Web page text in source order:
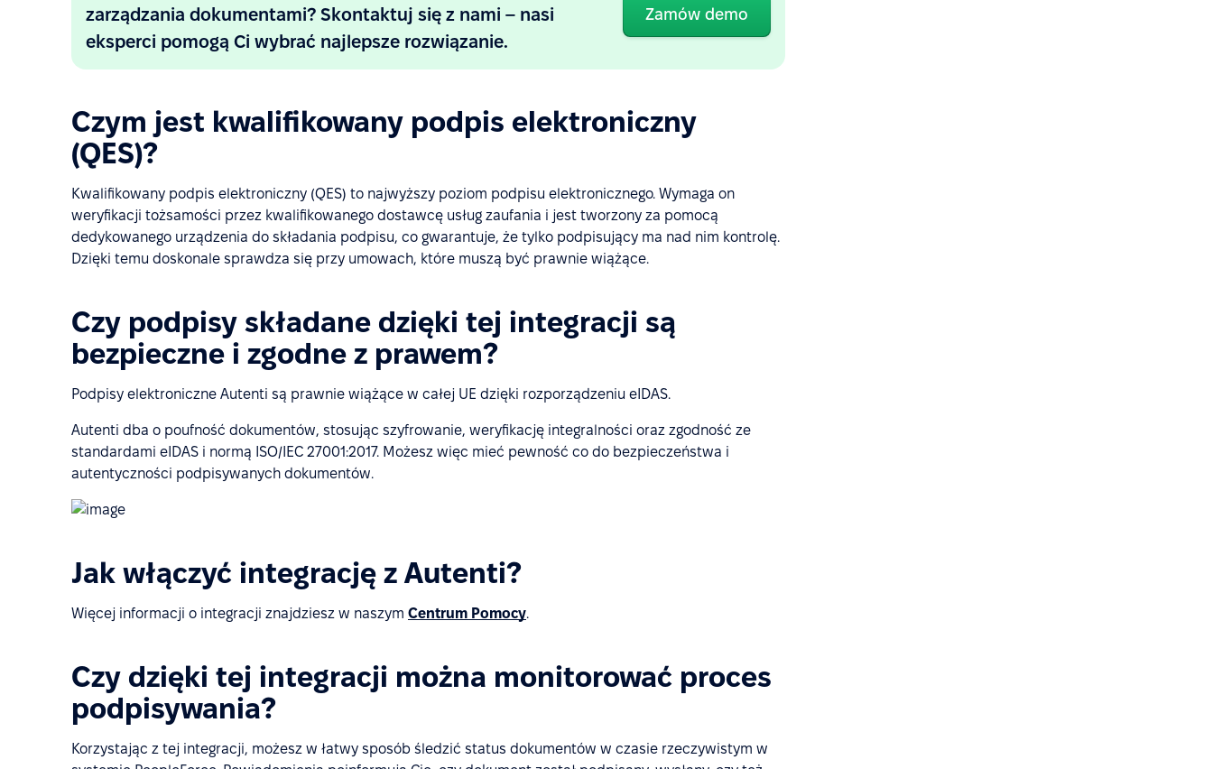
zarządzania dokumentami? Skontaktuj się z nami – nasi
eksperci pomogą Ci wybrać najlepsze rozwiązanie.
Zamów demo
Czym jest kwalifikowany podpis elektroniczny
(QES)?
Kwalifikowany podpis elektroniczny (QES) to najwyższy poziom podpisu elektronicznego. Wymaga on
weryfikacji tożsamości przez kwalifikowanego dostawcę usług zaufania i jest tworzony za pomocą
dedykowanego urządzenia do składania podpisu, co gwarantuje, że tylko podpisujący ma nad nim kontrolę.
Dzięki temu doskonale sprawdza się przy umowach, które muszą być prawnie wiążące.
Czy podpisy składane dzięki tej integracji są
bezpieczne i zgodne z prawem?
Podpisy elektroniczne Autenti są prawnie wiążące w całej UE dzięki rozporządzeniu eIDAS.
Autenti dba o poufność dokumentów, stosując szyfrowanie, weryfikację integralności oraz zgodność ze
standardami eIDAS i normą ISO/IEC 27001:2017. Możesz więc mieć pewność co do bezpieczeństwa i
autentyczności podpisywanych dokumentów.
Jak włączyć integrację z Autenti?
Więcej informacji o integracji znajdziesz w naszym Centrum Pomocy.
Czy dzięki tej integracji można monitorować proces
podpisywania?
Korzystając z tej integracji, możesz w łatwy sposób śledzić status dokumentów w czasie rzeczywistym w